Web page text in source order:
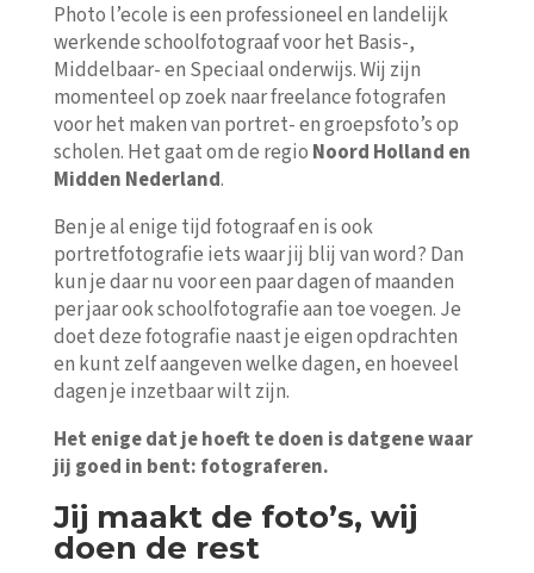
Photo l’ecole is een professioneel en landelijk
werkende schoolfotograaf voor het Basis-,
Middelbaar- en Speciaal onderwijs. Wij zijn
momenteel op zoek naar freelance fotografen
voor het maken van portret- en groepsfoto’s op
scholen. Het gaat om de regio Noord Holland en
Midden Nederland.
Ben je al enige tijd fotograaf en is ook
portretfotografie iets waar jij blij van word? Dan
kun je daar nu voor een paar dagen of maanden
per jaar ook schoolfotografie aan toe voegen. Je
doet deze fotografie naast je eigen opdrachten
en kunt zelf aangeven welke dagen, en hoeveel
dagen je inzetbaar wilt zijn.
Het enige dat je hoeft te doen is datgene waar
jij goed in bent: fotograferen.
Jij maakt de foto’s, wij
doen de rest